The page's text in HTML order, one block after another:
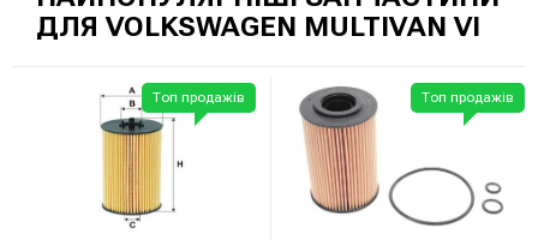
ДЛЯ VOLKSWAGEN MULTIVAN VI
Топ продажів Топ продажів